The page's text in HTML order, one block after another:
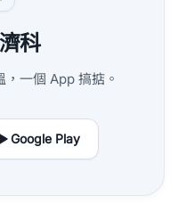
科
一個 App 搞掂。
Google Play